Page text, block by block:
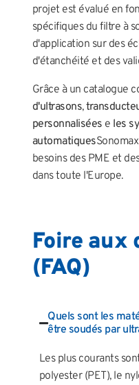
projet est évalué en
spécifiques du filtre à
d'application sur des
d'étanchéité et des
Grâce à un catalogue
d'ultrasons,
personnalisées e les
automatiques
besoins des PME et
dans toute l'Europe.
Foire aux
(FAQ)
Quels sont les
être soudés par
Les plus courants
polyester (PET), le